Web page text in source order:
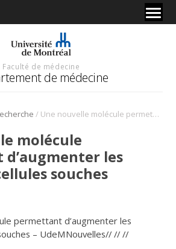
Faculté de médecine
de médecine
/ Une nouvelle molécule permettant d’augmenter les greffes de cellules souches
molécule
les
souches
permettant d’augmenter les
– UdeMNouvelles// ////